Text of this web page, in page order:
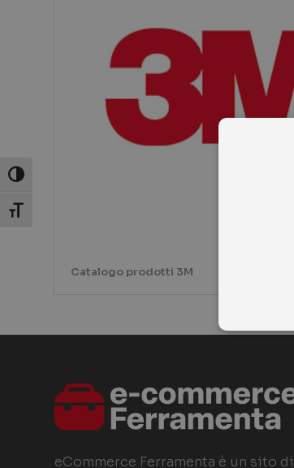
Attiva/disattiva alto contrasto
Attiva/disattiva dimensione testo
Catalogo prodotti 3M
eCommerce Ferramenta è un sito di
I cookie
web non